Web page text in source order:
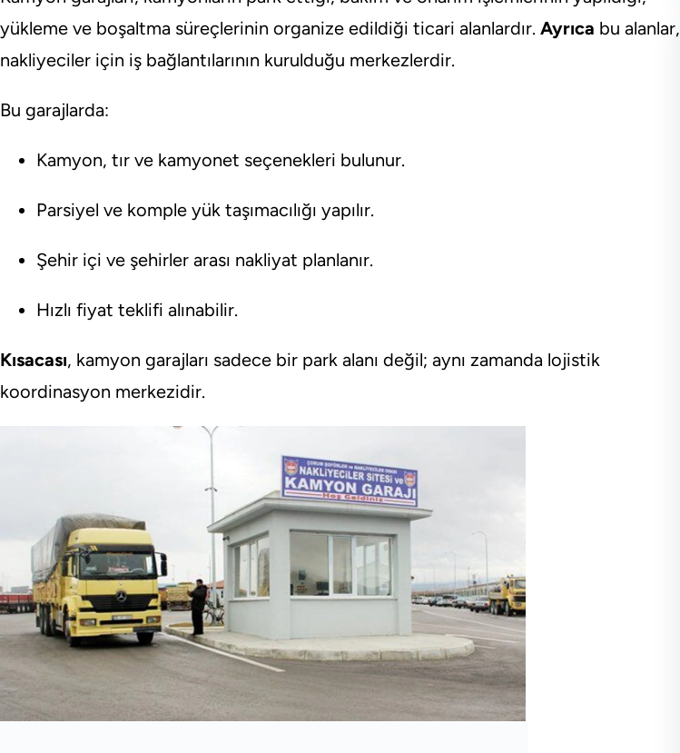
yükleme ve boşaltma süreçlerinin organize edildiği ticari alanlardır. Ayrıca bu alanlar,
nakliyeciler için iş bağlantılarının kurulduğu merkezlerdir.
Bu garajlarda:
Kamyon, tır ve kamyonet seçenekleri bulunur.
Parsiyel ve komple yük taşımacılığı yapılır.
Şehir içi ve şehirler arası nakliyat planlanır.
Hızlı fiyat teklifi alınabilir.
Kısacası, kamyon garajları sadece bir park alanı değil; aynı zamanda lojistik
koordinasyon merkezidir.